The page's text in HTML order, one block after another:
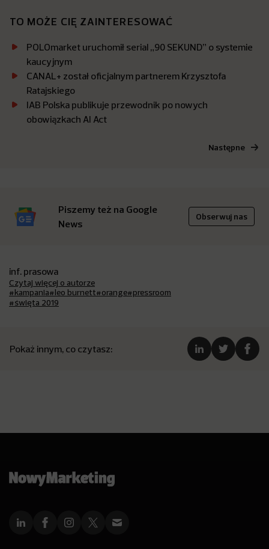
TO MOŻE CIĘ ZAINTERESOWAĆ
POLOmarket uruchomił serial „90 SEKUND” o systemie
kaucyjnym
CANAL+ został oficjalnym partnerem Krzysztofa
Ratajskiego
IAB Polska publikuje przewodnik po nowych
obowiązkach AI Act
Następne
Piszemy też na Google
News
Obserwuj nas
inf. prasowa
Czytaj więcej o autorze
#kampania#leo burnett#orange#pressroom
#święta 2019
Pokaż innym, co czytasz: